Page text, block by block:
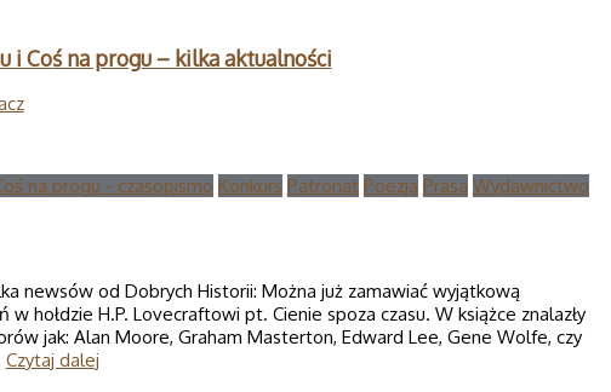
i Coś na progu – kilka aktualności
na progu - czasopismo Konkurs Patronat Poezja Prasa Wydawnictwo
newsów od Dobrych Historii: Można już zamawiać wyjątkową
hołdzie H.P. Lovecraftowi pt. Cienie spoza czasu. W książce znalazły
jak: Alan Moore, Graham Masterton, Edward Lee, Gene Wolfe, czy
Czytaj dalej